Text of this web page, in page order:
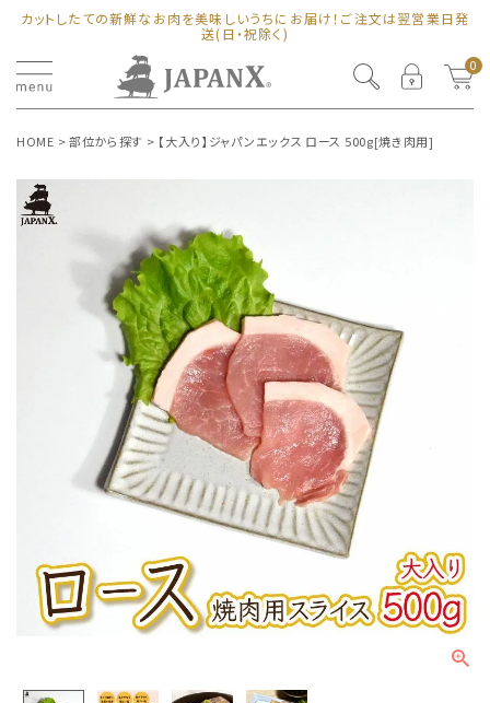
カットしたての新鮮なお肉を美味しいうちにお届け！ご注文は翌営業日発
送(日・祝除く)
0
HOME 部位から探す 【大入り】ジャパンエックス ロース 500g[焼き肉用]